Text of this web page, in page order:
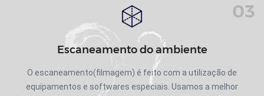
03
Escaneamento do ambiente
O escaneamento(filmagem) é feito com a utilização de
equipamentos e softwares especiais. Usamos a melhor